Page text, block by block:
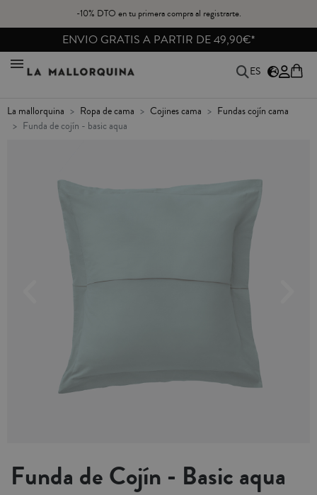
-10% DTO en tu primera compra al registrarte.
ENVIO GRATIS A PARTIR DE 49,90€*
ES
la mallorquina ropa de cama cojines cama
fundas cojín cama
funda de cojín - basic aqua
Funda de Cojín - Basic aqua